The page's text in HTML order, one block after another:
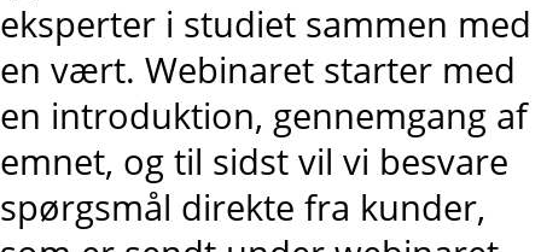
eksperter i studiet sammen med
en vært. Webinaret starter med
en introduktion, gennemgang af
emnet, og til sidst vil vi besvare
spørgsmål direkte fra kunder,